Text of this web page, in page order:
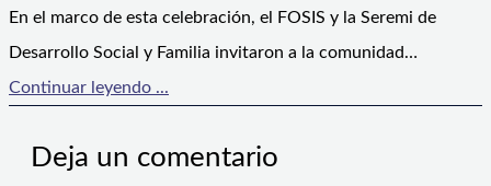
En el marco de esta celebración, el FOSIS y la Seremi de
Desarrollo Social y Familia invitaron a la comunidad…
Continuar leyendo ...
Deja un comentario